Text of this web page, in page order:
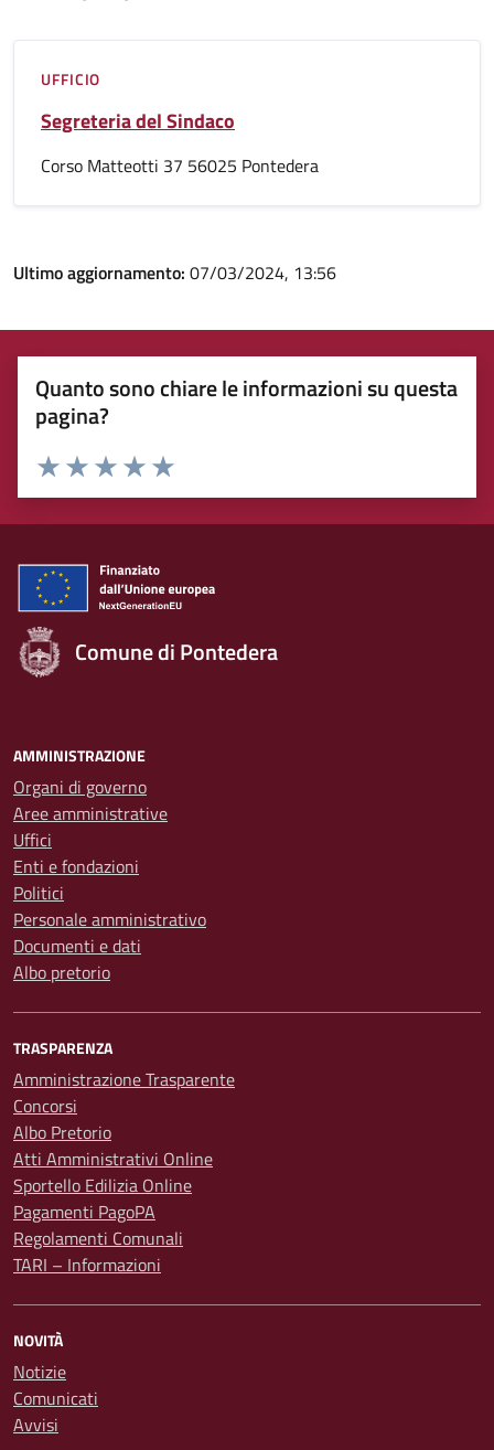
UFFICIO
Segreteria del Sindaco
Corso Matteotti 37 56025 Pontedera
Ultimo aggiornamento: 07/03/2024, 13:56
Quanto sono chiare le informazioni su questa
pagina?
Rating:
Valuta 5 stelle su 5
Valuta 4 stelle su 5
Valuta 3 stelle su 5
Valuta 2 stelle su 5
Valuta 1 stelle su 5
Comune di Pontedera
AMMINISTRAZIONE
Organi di governo
Aree amministrative
Uffici
Enti e fondazioni
Politici
Personale amministrativo
Documenti e dati
Albo pretorio
TRASPARENZA
Amministrazione Trasparente
Concorsi
Albo Pretorio
Atti Amministrativi Online
Sportello Edilizia Online
Pagamenti PagoPA
Regolamenti Comunali
TARI – Informazioni
NOVITÀ
Notizie
Comunicati
Avvisi